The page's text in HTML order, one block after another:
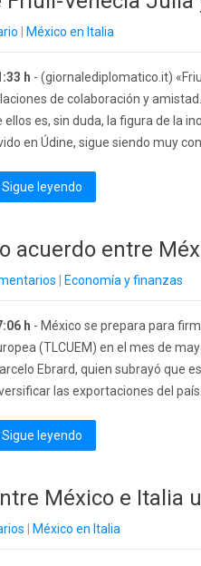
México en Italia
h - (giornalediplomatico.it)
de colaboración y
ellos es, sin duda, la figura de la
en Údine, sigue siendo muy
Sigue leyendo
acuerdo entre
Economía y finanzas
h - México se prepara para
(TLCUEM) en el mes de
Ebrard, quien subrayó que
las exportaciones del país.
Sigue leyendo
México e Italia
México en Italia